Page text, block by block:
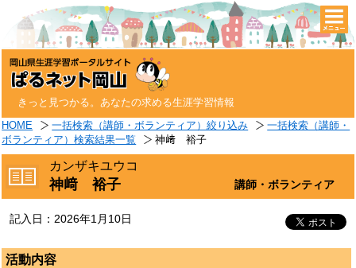
きっと見つかる。あなたの求める生涯学習情報
HOME 一括検索（講師・ボランティア）絞り込み
一括検索（講師・
ボランティア）検索結果一覧
神﨑 裕子
カンザキユウコ
神﨑 裕子 講師・ボランティア
記入日：2026年1月10日
活動内容